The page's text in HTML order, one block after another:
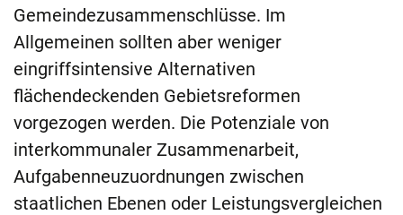
Gemeindezusammenschlüsse. Im
Allgemeinen sollten aber weniger
eingriffsintensive Alternativen
flächendeckenden Gebietsreformen
vorgezogen werden. Die Potenziale von
interkommunaler Zusammenarbeit,
Aufgabenneuzuordnungen zwischen
staatlichen Ebenen oder Leistungsvergleichen